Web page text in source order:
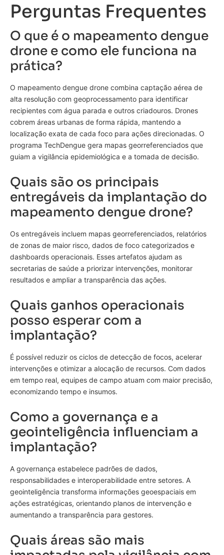
Perguntas Frequentes
O que é o mapeamento dengue
drone e como ele funciona na
prática?
O mapeamento dengue drone combina captação aérea de
alta resolução com geoprocessamento para identificar
recipientes com água parada e outros criadouros. Drones
cobrem áreas urbanas de forma rápida, mantendo a
localização exata de cada foco para ações direcionadas. O
programa TechDengue gera mapas georreferenciados que
guiam a vigilância epidemiológica e a tomada de decisão.
Quais são os principais
entregáveis da implantação do
mapeamento dengue drone?
Os entregáveis incluem mapas georreferenciados, relatórios
de zonas de maior risco, dados de foco categorizados e
dashboards operacionais. Esses artefatos ajudam as
secretarias de saúde a priorizar intervenções, monitorar
resultados e ampliar a transparência das ações.
Quais ganhos operacionais
posso esperar com a
implantação?
É possível reduzir os ciclos de detecção de focos, acelerar
intervenções e otimizar a alocação de recursos. Com dados
em tempo real, equipes de campo atuam com maior precisão,
economizando tempo e insumos.
Como a governança e a
geointeligência influenciam a
implantação?
A governança estabelece padrões de dados,
responsabilidades e interoperabilidade entre setores. A
geointeligência transforma informações geoespaciais em
ações estratégicas, orientando planos de intervenção e
aumentando a transparência para gestores.
Quais áreas são mais